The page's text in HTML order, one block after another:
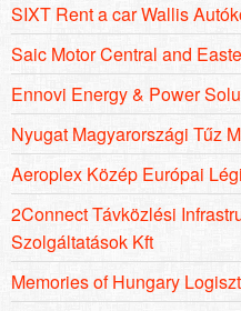
SIXT Rent a car Wallis
Saic Motor Central and
Ennovi Energy & Power
Nyugat Magyarországi Tűz
Aeroplex Közép Európai
2Connect Távközlési
Szolgáltatások Kft
Memories of Hungary